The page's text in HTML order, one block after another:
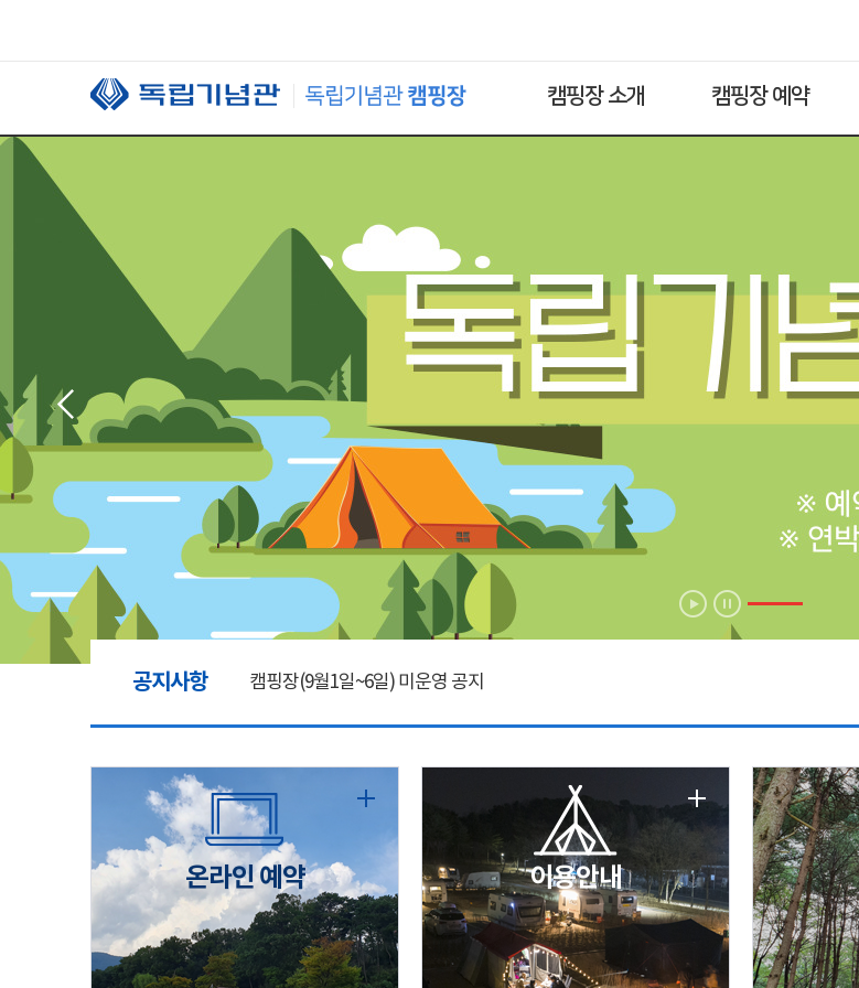
캠핑장 소개 캠핑장 예약
공지사항 캠핑장(9월1일~6일) 미운영 공지
[6/1]전산시스템 점검 및 안정화에 따른 서비스 이용 제한 안내
2026년 5월 캠핑장 안점 점검의 날 변경 안내
캠핑장(9월1일~6일) 미운영 공지
온라인 예약 이용안내